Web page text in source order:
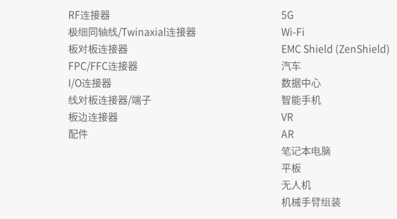
RF连接器
极细同轴线/Twinaxial连接器
板对板连接器
FPC/FFC连接器
I/O连接器
线对板连接器/端子
板边连接器
配件
5G
Wi-Fi
EMC Shield (ZenShield)
汽车
数据中心
智能手机
VR
AR
笔记本电脑
平板
无人机
机械手臂组装